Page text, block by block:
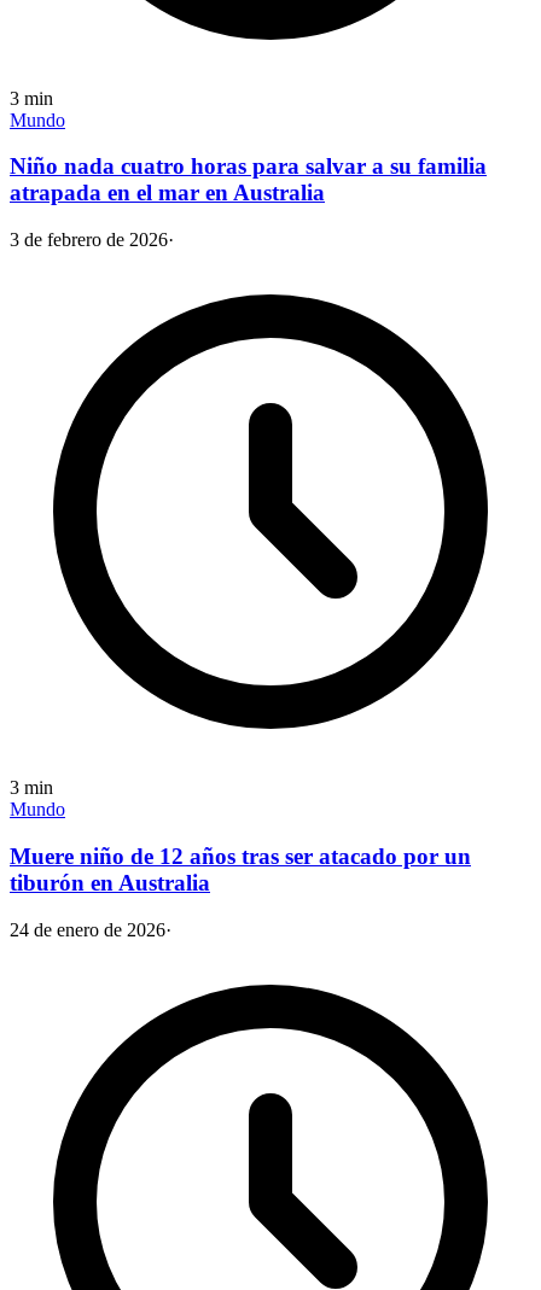
3 min
Mundo
Niño nada cuatro horas para salvar a su familia
atrapada en el mar en Australia
3 de febrero de 2026·
3 min
Mundo
Muere niño de 12 años tras ser atacado por un
tiburón en Australia
24 de enero de 2026·